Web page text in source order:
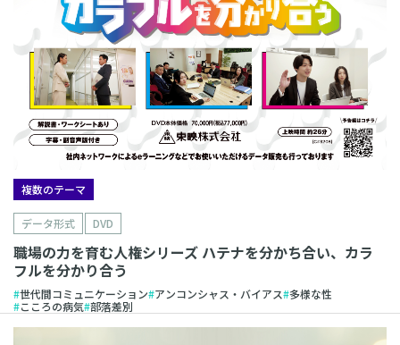
複数のテーマ
データ形式 DVD
職場の力を育む人権シリーズ ハテナを分かち合い、カラ
フルを分かり合う
世代間コミュニケーション アンコンシャス・バイアス 多様な性
こころの病気 部落差別